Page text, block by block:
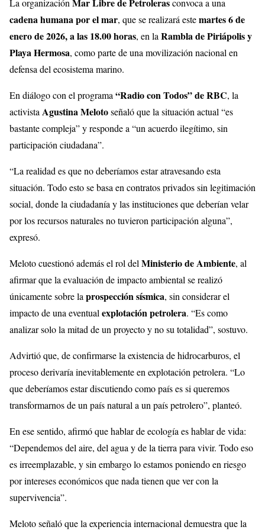
La organización convoca a una
cadena humana por el mar, que se realizará estemartes 6 de
enero de 2026, a las 18.00 horas, en la Rambla de Piriápolis y
Playa Hermosa, como parte de una movilización nacional en
defensa del ecosistema marino.
En diálogo con el programa “Radio con Todos” de RBC, la
activista Agustina Melotoseñaló que la situación actual “es
bastante compleja” y responde a “un acuerdo ilegítimo, sin
participación ciudadana”.
“La realidad es que no deberíamos estar atravesando esta
situación. Todo esto se basa en contratos privados sin legitimación
social, donde la ciudadanía y las instituciones que deberían velar
por los recursos naturales no tuvieron participación alguna”,
expresó.
Meloto cuestionó además el rol del Ministerio de Ambiente, al
afirmar que la evaluación de impacto ambiental se realizó
únicamente sobre la prospección sísmica, sin considerar el
impacto de una eventual explotación petrolera. “Es como
analizar solo la mitad de un proyecto y no su totalidad”, sostuvo.
Advirtió que, de confirmarse la existencia de hidrocarburos, el
proceso derivaría inevitablemente en explotación petrolera. “Lo
que deberíamos estar discutiendo como país es si queremos
transformarnos de un país natural a un país petrolero”, planteó.
En ese sentido, afirmó que hablar de ecología es hablar de vida:
“Dependemos del aire, del agua y de la tierra para vivir. Todo eso
es irreemplazable, y sin embargo lo estamos poniendo en riesgo
por intereses económicos que nada tienen que ver con la
supervivencia”.
Meloto señaló que la experiencia internacional demuestra que la